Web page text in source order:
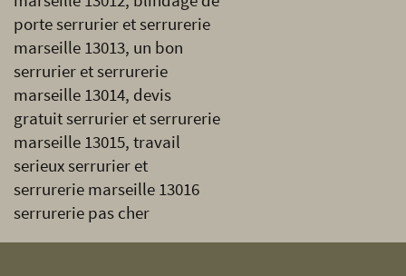
porte serrurier et serrurerie
marseille 13013, un bon
serrurier et serrurerie
marseille 13014, devis
gratuit serrurier et serrurerie
marseille 13015, travail
serieux serrurier et
serrurerie marseille 13016
serrurerie pas cher